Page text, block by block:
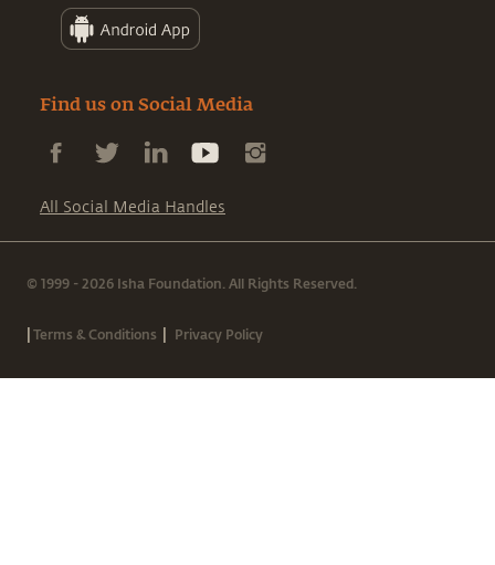
Find us on Social Media
All Social Media Handles
© 1999 - 2026 Isha Foundation. All Rights Reserved.
|Terms & Conditions | Privacy Policy